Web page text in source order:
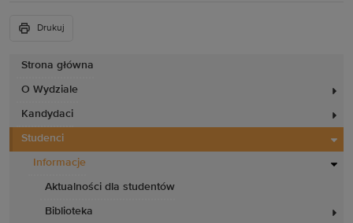
Strona główna
O Wydziale
Kandydaci
Studenci
Informacje
Aktualności dla studentów
Biblioteka
Drukuj